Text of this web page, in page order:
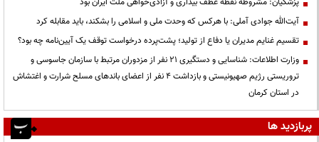
آیت‌الله جوادی آملی: با هرکس که وحدت ملی و اسلامی را بشکند، باید مقابله کرد
تقسیم غنایم مدیران یا دفاع از تولید؛ پشت‌پرده درخواست توقف یک آیین‌نامه چه بود؟
وزارت اطلاعات: شناسایی و دستگیری ۲۱ نفر از مزدوران مرتبط با سازمان جاسوسی و
تروریستی رژیم صهیونیستی و بازداشت ۴ نفر از اعضای باندهای مسلح شرارت و اغتشاش
در استان کرمان
پربازدید ها